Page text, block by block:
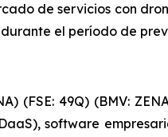
de servicios con
el período de
(FSE: 49Q) (BMV:
software